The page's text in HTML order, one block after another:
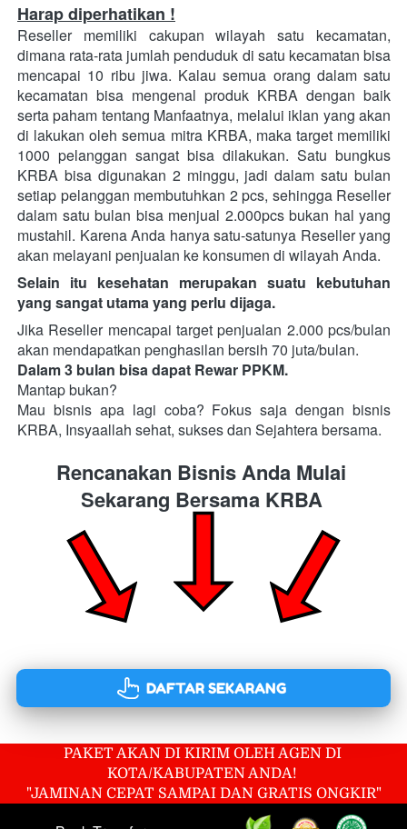
Harap diperhatikan !
Reseller memiliki cakupan wilayah satu kecamatan,
dimana rata-rata jumlah penduduk di satu kecamatan bisa
mencapai 10 ribu jiwa. Kalau semua orang dalam satu
kecamatan bisa mengenal produk KRBA dengan baik
serta paham tentang Manfaatnya, melalui iklan yang akan
di lakukan oleh semua mitra KRBA, maka target memiliki
1000 pelanggan sangat bisa dilakukan. Satu bungkus
KRBA bisa digunakan 2 minggu, jadi dalam satu bulan
setiap pelanggan membutuhkan 2 pcs, sehingga Reseller
dalam satu bulan bisa menjual 2.000pcs bukan hal yang
mustahil. Karena Anda hanya satu-satunya Reseller yang
akan melayani penjualan ke konsumen di wilayah Anda.
Selain itu kesehatan merupakan suatu kebutuhan
yang sangat utama yang perlu dijaga.
Jika Reseller mencapai target penjualan 2.000 pcs/bulan
akan mendapatkan penghasilan bersih 70 juta/bulan.
Dalam 3 bulan bisa dapat Rewar PPKM.
Mantap bukan?
Mau bisnis apa lagi coba? Fokus saja dengan bisnis
KRBA, Insyaallah sehat, sukses dan Sejahtera bersama.
Rencanakan Bisnis Anda Mulai
Sekarang Bersama KRBA
` DAFTAR SEKARANG
PAKET AKAN DI KIRIM OLEH AGEN DI
KOTA/KABUPATEN ANDA!
"JAMINAN CEPAT SAMPAI DAN GRATIS ONGKIR"